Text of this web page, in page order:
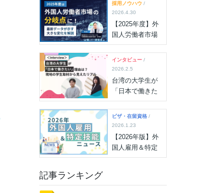
採用ノウハウ /
2026.4.30
【2025年度】外
国人労働者市場
の“分岐点”に！雇
用状況最新デー
タが示す大きな
変化を解説
インタビュー /
2026.2.5
台湾の大学生が
「日本で働きた
い」理由は？現
地の学生取材か
ら見えたリアル
ビザ・在留資格 /
2026.1.23
【2026年版】外
国人雇用＆特定
技能ニュース
記事ランキング